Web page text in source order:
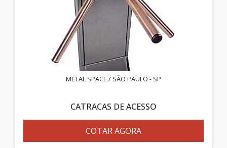
METAL SPACE / SÃO PAULO - SP
CATRACAS DE ACESSO
COTAR AGORA